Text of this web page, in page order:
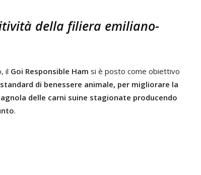
della filiera emiliano-
il Goi Responsible Ham si è posto come obiettivo
di benessere animale, per migliorare la
delle carni suine stagionate producendo
.